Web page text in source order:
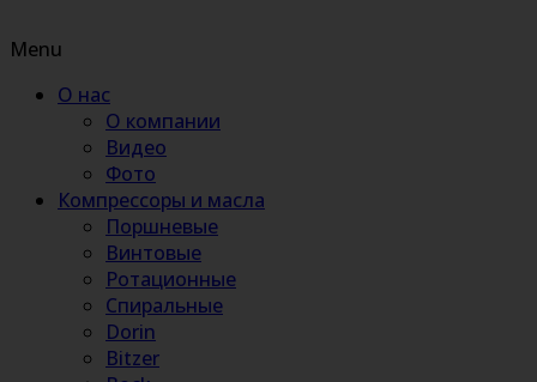
Menu
О нас
О компании
Видео
Фото
Компрессоры и масла
Поршневые
Винтовые
Ротационные
Спиральные
Dorin
Bitzer